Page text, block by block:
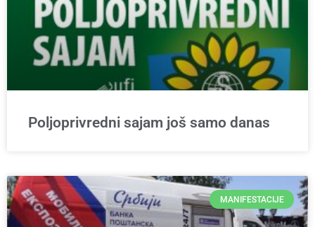
Poljoprivredni sajam još samo danas
MANIFESTACIJE